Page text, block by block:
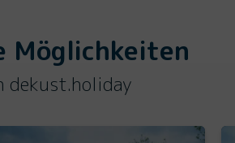
Möglichkeiten
dekust.holiday